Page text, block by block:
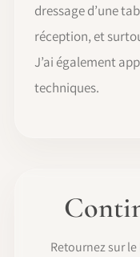
dressage d’une
réception, et
J’ai également
techniques.
Retournez sur